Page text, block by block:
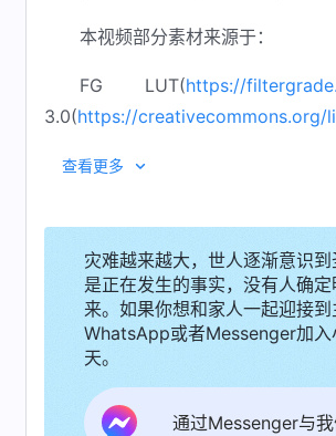
本视频部分素材来源于：
FG LUT(https://
3.0(https://creativecommons.org/
查看更多
灾难越来越大，世人逐渐意识
是正在发生的事实，没有人确
来。如果你想和家人一起迎接
WhatsApp或者Messenger加入
天。
通过Messenger与